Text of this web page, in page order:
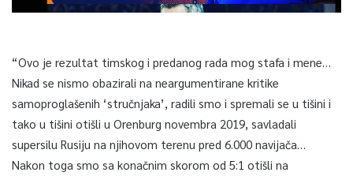
“Ovo je rezultat timskog i predanog rada mog stafa i mene…
Nikad se nismo obazirali na neargumentirane kritike
samoproglašenih ‘stručnjaka’, radili smo i spremali se u tišini i
tako u tišini otišli u Orenburg novembra 2019, savladali
supersilu Rusiju na njihovom terenu pred 6.000 navijača…
Nakon toga smo sa konačnim skorom od 5:1 otišli na